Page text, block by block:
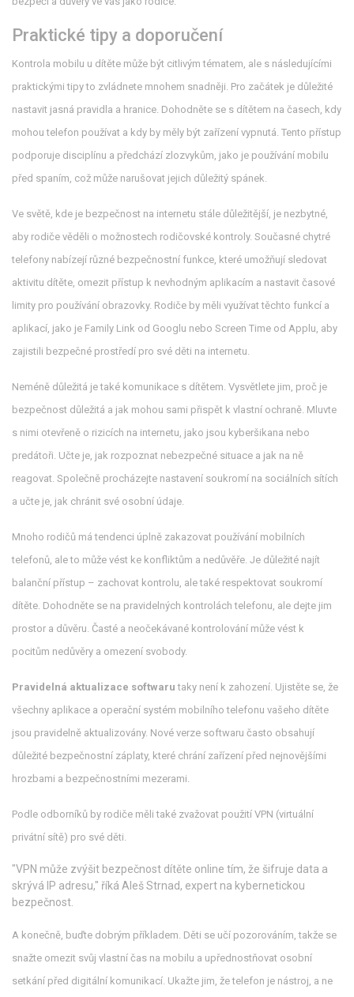
Praktické tipy a doporučení
Kontrola mobilu u dítěte může být citlivým tématem, ale s následujícími
praktickými tipy to zvládnete mnohem snadněji. Pro začátek je důležité
nastavit jasná pravidla a hranice. Dohodněte se s dítětem na časech, kdy
mohou telefon používat a kdy by měly být zařízení vypnutá. Tento přístup
podporuje disciplínu a předchází zlozvykům, jako je používání mobilu
před spaním, což může narušovat jejich důležitý spánek.
Ve světě, kde je bezpečnost na internetu stále důležitější, je nezbytné,
aby rodiče věděli o možnostech rodičovské kontroly. Současné chytré
telefony nabízejí různé bezpečnostní funkce, které umožňují sledovat
aktivitu dítěte, omezit přístup k nevhodným aplikacím a nastavit časové
limity pro používání obrazovky. Rodiče by měli využívat těchto funkcí a
aplikací, jako je Family Link od Googlu nebo Screen Time od Applu, aby
zajistili bezpečné prostředí pro své děti na internetu.
Neméně důležitá je také komunikace s dítětem. Vysvětlete jim, proč je
bezpečnost důležitá a jak mohou sami přispět k vlastní ochraně. Mluvte
s nimi otevřeně o rizicích na internetu, jako jsou kyberšikana nebo
predátoři. Učte je, jak rozpoznat nebezpečné situace a jak na ně
reagovat. Společně procházejte nastavení soukromí na sociálních sítích
a učte je, jak chránit své osobní údaje.
Mnoho rodičů má tendenci úplně zakazovat používání mobilních
telefonů, ale to může vést ke konfliktům a nedůvěře. Je důležité najít
balanční přístup – zachovat kontrolu, ale také respektovat soukromí
dítěte. Dohodněte se na pravidelných kontrolách telefonu, ale dejte jim
prostor a důvěru. Časté a neočekávané kontrolování může vést k
pocitům nedůvěry a omezení svobody.
Pravidelná aktualizace softwaru taky není k zahození. Ujistěte se, že
všechny aplikace a operační systém mobilního telefonu vašeho dítěte
jsou pravidelně aktualizovány. Nové verze softwaru často obsahují
důležité bezpečnostní záplaty, které chrání zařízení před nejnovějšími
hrozbami a bezpečnostními mezerami.
Podle odborníků by rodiče měli také zvažovat použití VPN (virtuální
privátní sítě) pro své děti.
"VPN může zvýšit bezpečnost dítěte online tím, že šifruje data a
skrývá IP adresu," říká Aleš Strnad, expert na kybernetickou
bezpečnost.
A konečně, buďte dobrým příkladem. Děti se učí pozorováním, takže se
snažte omezit svůj vlastní čas na mobilu a upřednostňovat osobní
setkání před digitální komunikací. Ukažte jim, že telefon je nástroj, a ne